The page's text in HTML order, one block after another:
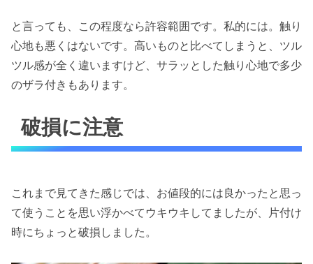
と言っても、この程度なら許容範囲です。私的には。触り
心地も悪くはないです。高いものと比べてしまうと、ツル
ツル感が全く違いますけど、サラッとした触り心地で多少
のザラ付きもあります。
破損に注意
これまで見てきた感じでは、お値段的には良かったと思っ
て使うことを思い浮かべてウキウキしてましたが、片付け
時にちょっと破損しました。